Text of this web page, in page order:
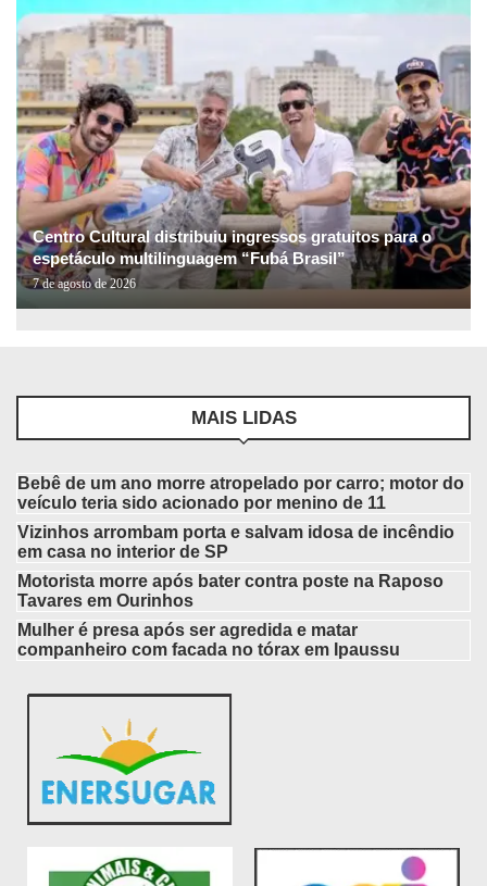
Centro Cultural distribuiu ingressos gratuitos para o
espetáculo multilinguagem “Fubá Brasil”
7 de agosto de 2026
MAIS LIDAS
Bebê de um ano morre atropelado por carro; motor do
veículo teria sido acionado por menino de 11
Vizinhos arrombam porta e salvam idosa de incêndio
em casa no interior de SP
Motorista morre após bater contra poste na Raposo
Tavares em Ourinhos
Mulher é presa após ser agredida e matar
companheiro com facada no tórax em Ipaussu